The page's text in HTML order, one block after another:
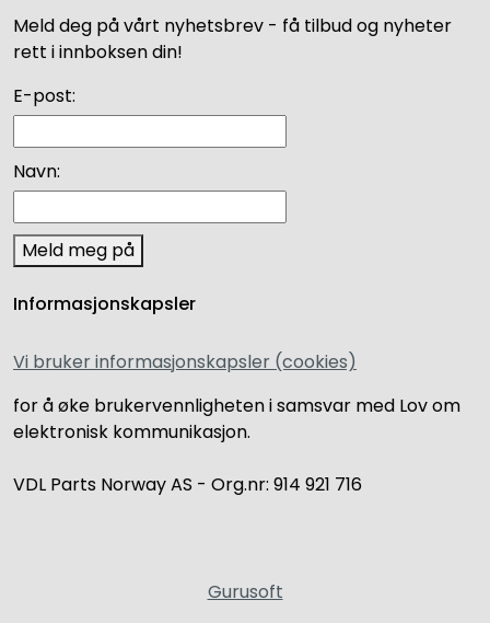
Meld deg på vårt nyhetsbrev - få tilbud og nyheter
rett i innboksen din!
E-post:
Navn:
Meld meg på
Informasjonskapsler
Vi bruker informasjonskapsler (cookies)
for å øke brukervennligheten i samsvar med Lov om
elektronisk kommunikasjon.
VDL Parts Norway AS - Org.nr: 914 921 716
Gurusoft